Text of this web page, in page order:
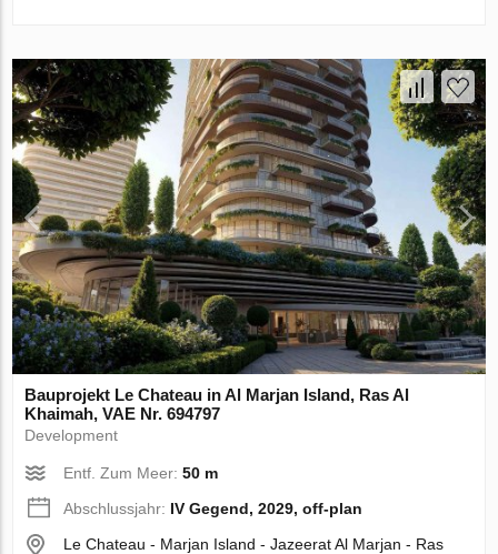
Bauprojekt Le Chateau in Al Marjan Island, Ras Al
Khaimah, VAE Nr. 694797
Development
Entf. Zum Meer:50 m
Abschlussjahr: IV Gegend, 2029, off-plan
Le Chateau - Marjan Island - Jazeerat Al Marjan - Ras